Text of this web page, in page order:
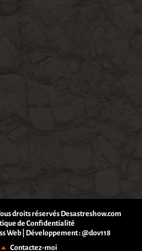
droits réservés Desastreshow.com
de Confidentialité
Web | Développement :@dov118
Contactez-moi